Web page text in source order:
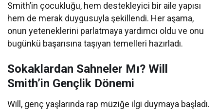
Smith’in çocukluğu, hem destekleyici bir aile yapısı
hem de merak duygusuyla şekillendi. Her aşama,
onun yeteneklerini parlatmaya yardımcı oldu ve onu
bugünkü başarısına taşıyan temelleri hazırladı.
Sokaklardan Sahneler Mı? Will
Smith’in Gençlik Dönemi
Will, genç yaşlarında rap müziğe ilgi duymaya başladı.